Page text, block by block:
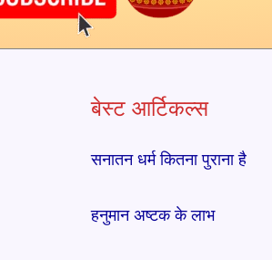
बेस्ट आर्टिकल्स
सनातन धर्म कितना पुराना है
हनुमान अष्टक के लाभ